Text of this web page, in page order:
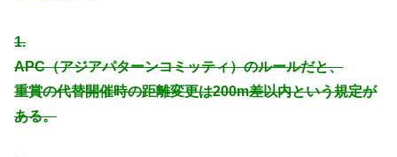
1.
APC（アジアパターンコミッティ）のルールだと、
重賞の代替開催時の距離変更は200m差以内という規定が
ある。